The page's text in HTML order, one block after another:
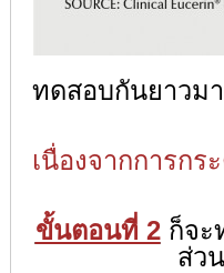
ทดสอบกันยาวม
เนื่องจากการกร
ขั้นตอนที่ 2ก็จะ
ส่ว